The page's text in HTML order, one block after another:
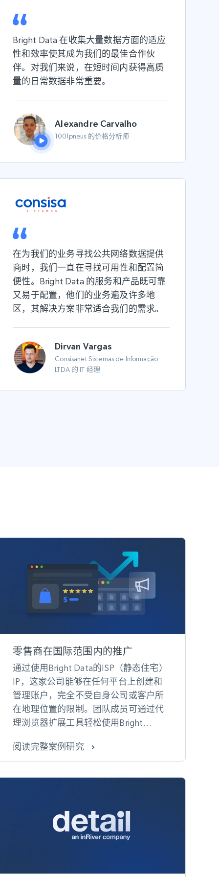
Bright Data 在收集大量数据方面的适应
性和效率使其成为我们的最佳合作伙
伴。对我们来说，在短时间内获得高质
量的日常数据非常重要。
Alexandre Carvalho
1001pneus 的价格分析师
在为我们的业务寻找公共网络数据提供
商时，我们一直在寻找可用性和配置简
便性。Bright Data 的服务和产品既可靠
又易于配置，他们的业务遍及许多地
区，其解决方案非常适合我们的需求。
Dirvan Vargas
Consisanet Sistemas de Informação
LTDA 的 IT 经理
零售商在国际范围内的推广
通过使用Bright Data的ISP（静态住宅）
IP，这家公司能够在任何平台上创建和
管理账户，完全不受自身公司或客户所
在地理位置的限制。团队成员可通过代
理浏览器扩展工具轻松使用Bright
供协助。
阅读完整案例研究